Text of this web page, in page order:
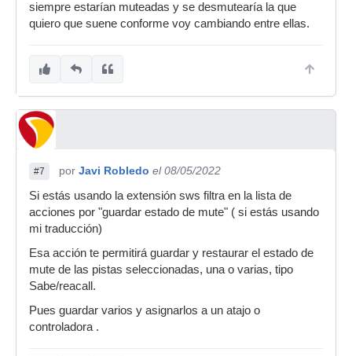
siempre estarían muteadas y se desmutearía la que
quiero que suene conforme voy cambiando entre ellas.
#7 por Javi Robledo el 08/05/2022
Si estás usando la extensión sws filtra en la lista de
acciones por "guardar estado de mute" ( si estás usando
mi traducción)
Esa acción te permitirá guardar y restaurar el estado de
mute de las pistas seleccionadas, una o varias, tipo
Sabe/reacall.
Pues guardar varios y asignarlos a un atajo o
controladora .